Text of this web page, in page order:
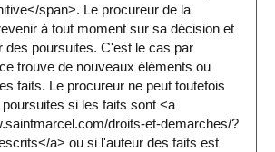
span>. Le procureur de la
à tout moment sur sa décision et
des poursuites. C'est le cas par
trouve de nouveaux éléments ou
faits. Le procureur ne peut toutefois
si les faits sont <a
droits-et-demarches/?
a> ou si l'auteur des faits est